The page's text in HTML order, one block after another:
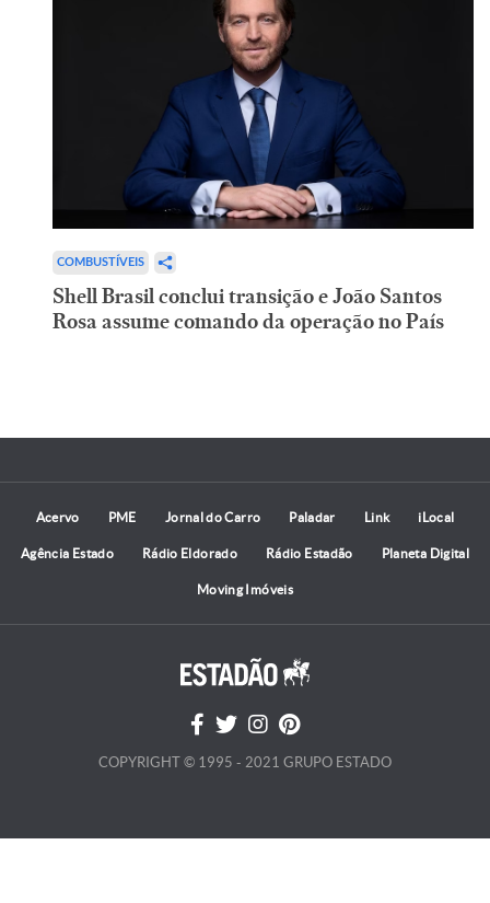
COMBUSTÍVEIS
Shell Brasil conclui transição e João Santos
Rosa assume comando da operação no País
Acervo PME Jornal do Carro Paladar Link iLocal
Agência Estado Rádio Eldorado Rádio Estadão Planeta Digital
Moving Imóveis
COPYRIGHT © 1995 - 2021 GRUPO ESTADO